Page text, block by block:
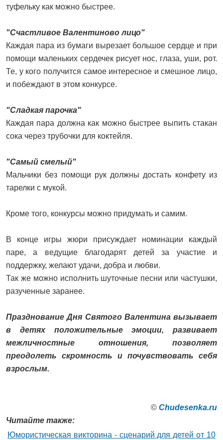
туфельку как можно быстрее.
"Счастливое Валентиново лицо"
Каждая пара из бумаги вырезает большое сердце и при
помощи маленьких сердечек рисует нос, глаза, уши, рот.
Те, у кого получится самое интересное и смешное лицо,
и побеждают в этом конкурсе.
"Сладкая парочка"
Каждая пара должна как можно быстрее выпить стакан
сока через трубочки для коктейля.
"Самый смелый"
Мальчики без помощи рук должны достать конфету из
тарелки с мукой.
Кроме того, конкурсы можно придумать и самим.
В конце игры жюри присуждает номинации каждый
паре, а ведущие благодарят детей за участие и
поддержку, желают удачи, добра и любви.
Так же можно исполнить шуточные песни или частушки,
разученные заранее.
Празднование Дня Святого Валентина вызывает
в детях положительные эмоции, развивает
межличностные отношения, позволяет
преодолеть скромность и почувствовать себя
взрослым.
© Сhudesenka.ru
Читайте также:
Юмористическая викторина - сценарий для детей от 10